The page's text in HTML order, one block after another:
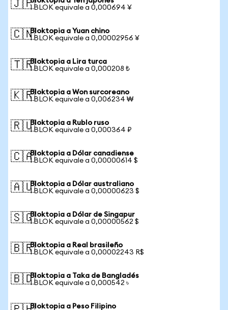
🇯🇵1 BLOK equivale a 0,000694 ¥
🇨🇳Bloktopia a Yuan chino
1 BLOK equivale a 0,00002956 ¥
🇹🇷Bloktopia a Lira turca
1 BLOK equivale a 0,000208 ₺
🇰🇷Bloktopia a Won surcoreano
1 BLOK equivale a 0,006234 ₩
🇷🇺Bloktopia a Rublo ruso
1 BLOK equivale a 0,000364 ₽
🇨🇦Bloktopia a Dólar canadiense
1 BLOK equivale a 0,00000614 $
🇦🇺Bloktopia a Dólar australiano
1 BLOK equivale a 0,00000623 $
🇸🇬Bloktopia a Dólar de Singapur
1 BLOK equivale a 0,00000562 $
🇧🇷Bloktopia a Real brasileño
1 BLOK equivale a 0,00002243 R$
🇧🇩Bloktopia a Taka de Bangladés
1 BLOK equivale a 0,000542 ৳
Bloktopia a Peso Filipino